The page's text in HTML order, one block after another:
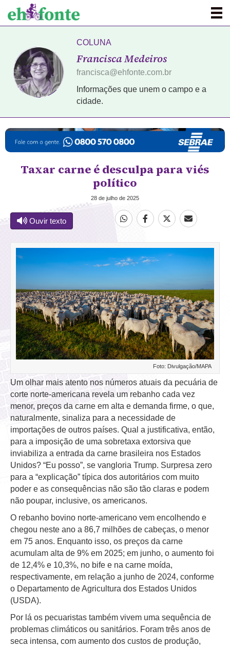
COLUNA
Francisca Medeiros
francisca@ehfonte.com.br
Informações que unem o campo e a
cidade.
Taxar carne é desculpa para viés
político
28 de julho de 2025
Ouvir texto
Foto: Divulgação/MAPA
Um olhar mais atento nos números atuais da pecuária de
corte norte-americana revela um rebanho cada vez
menor, preços da carne em alta e demanda firme, o que,
naturalmente, sinaliza para a necessidade de
importações de outros países. Qual a justificativa, então,
para a imposição de uma sobretaxa extorsiva que
inviabiliza a entrada da carne brasileira nos Estados
Unidos? “Eu posso”, se vangloria Trump. Surpresa zero
para a “explicação” típica dos autoritários com muito
poder e as consequências não são tão claras e podem
não poupar, inclusive, os americanos.
O rebanho bovino norte-americano vem encolhendo e
chegou neste ano a 86,7 milhões de cabeças, o menor
em 75 anos. Enquanto isso, os preços da carne
acumulam alta de 9% em 2025; em junho, o aumento foi
de 12,4% e 10,3%, no bife e na carne moída,
respectivamente, em relação a junho de 2024, conforme
o Departamento de Agricultura dos Estados Unidos
(USDA).
Por lá os pecuaristas também vivem uma sequência de
problemas climáticos ou sanitários. Foram três anos de
seca intensa, com aumento dos custos de produção,